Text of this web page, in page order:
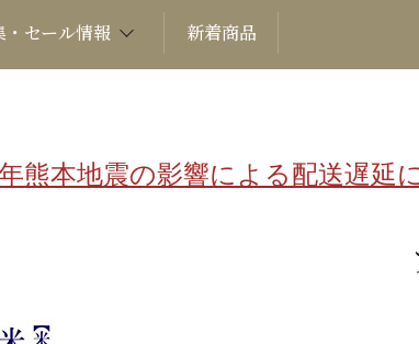
魚介類
化 ジュエリー
・セール情報 新着商品
熊本地震の影響による配送遅延